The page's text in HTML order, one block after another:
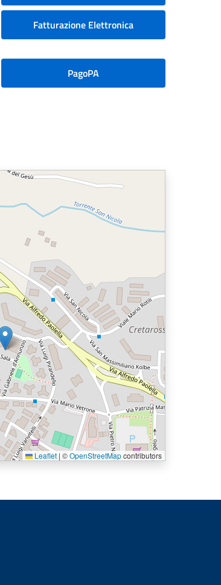
Fatturazione Elettronica
PagoPA
Leaflet | ©OpenStreetMapcontributors